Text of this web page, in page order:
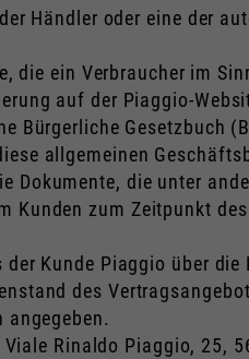
Händler oder eine der
die ein Verbraucher im
auf der Piaggio-
Bürgerliche Gesetzbuch
allgemeinen
Dokumente, die unter
Kunden zum Zeitpunkt
Kunde Piaggio über
des
Rinaldo Piaggio, 25,